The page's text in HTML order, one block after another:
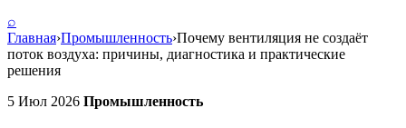
⌕
Главная›Промышленность›Почему вентиляция не создаёт
поток воздуха: причины, диагностика и практические
решения
5 Июл 2026 Промышленность